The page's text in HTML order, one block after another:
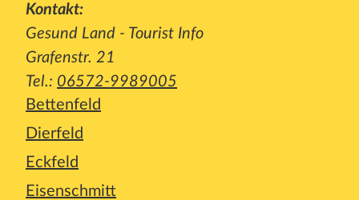
Kontakt:
Gesund Land - Tourist Info
Grafenstr. 21
Tel.: 06572-9989005
Bettenfeld
Dierfeld
Eckfeld
Eisenschmitt